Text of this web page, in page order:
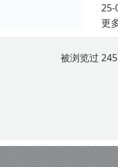
25-
更
被浏览过